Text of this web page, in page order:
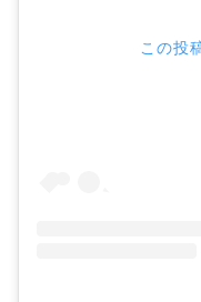
この投